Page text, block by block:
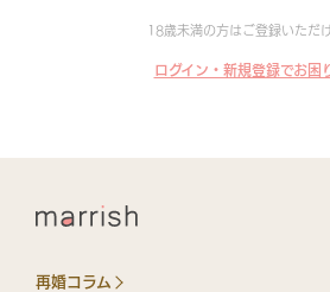
18歳未満の方はご登録いただ
ログイン・新規登録でお困
再婚コラム